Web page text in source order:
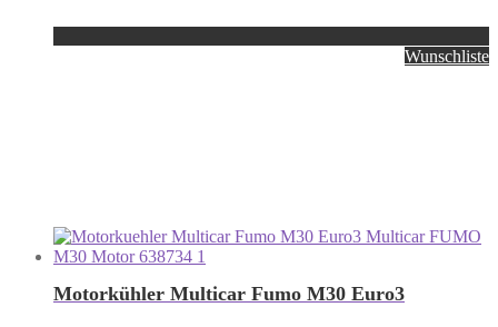
Wunschliste
Motorkühler Multicar Fumo M30 Euro3